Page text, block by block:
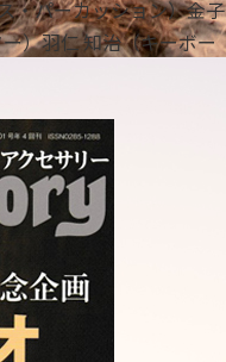
・パーカッション）金子
）羽仁 知治（キーボー